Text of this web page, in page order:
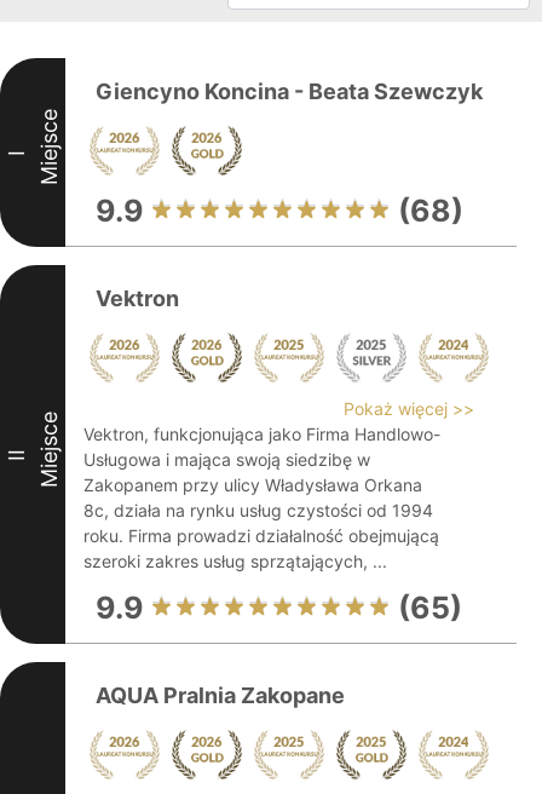
I Miejsce
Giencyno Koncina - Beata Szewczyk
9.9 (68)
II Miejsce
Vektron
Pokaż więcej >>
Vektron, funkcjonująca jako Firma Handlowo-
Usługowa i mająca swoją siedzibę w
Zakopanem przy ulicy Władysława Orkana
8c, działa na rynku usług czystości od 1994
roku. Firma prowadzi działalność obejmującą
szeroki zakres usług sprzątających, ...
9.9 (65)
AQUA Pralnia Zakopane